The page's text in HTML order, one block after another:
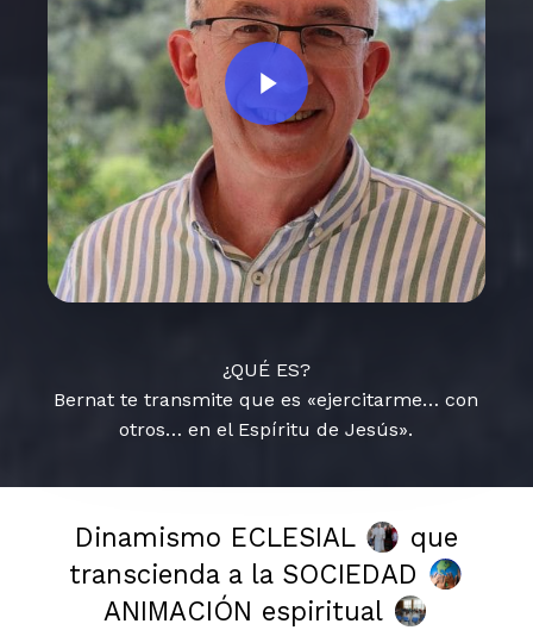
Play Video
¿QUÉ ES?
Bernat te transmite que es «ejercitarme… con
otros… en el Espíritu de Jesús».
Dinamismo ECLESIAL
que
transcienda a la SOCIEDAD
ANIMACIÓN espiritual